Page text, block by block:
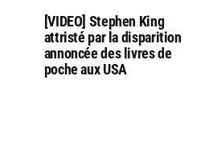
[VIDEO] Stephen King
attristé par la disparition
annoncée des livres de
poche aux USA